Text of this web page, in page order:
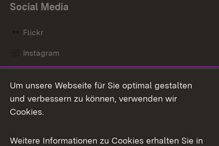
Social Media
Flickr
Instagram
Mastodon
Messenger
Social Wall
Um unsere Webseite für Sie optimal gestalten
und verbessern zu können, verwenden wir
Cookies.
Weitere Informationen zu Cookies erhalten Sie in